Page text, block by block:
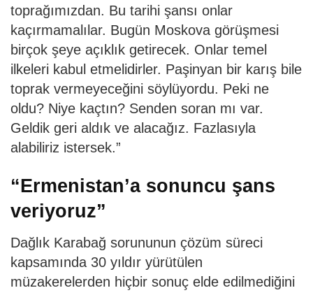
toprağımızdan. Bu tarihi şansı onlar
kaçırmamalılar. Bugün Moskova görüşmesi
birçok şeye açıklık getirecek. Onlar temel
ilkeleri kabul etmelidirler. Paşinyan bir karış bile
toprak vermeyeceğini söylüyordu. Peki ne
oldu? Niye kaçtın? Senden soran mı var.
Geldik geri aldık ve alacağız. Fazlasıyla
alabiliriz istersek.”
“Ermenistan’a sonuncu şans
veriyoruz”
Dağlık Karabağ sorununun çözüm süreci
kapsamında 30 yıldır yürütülen
müzakerelerden hiçbir sonuç elde edilmediğini